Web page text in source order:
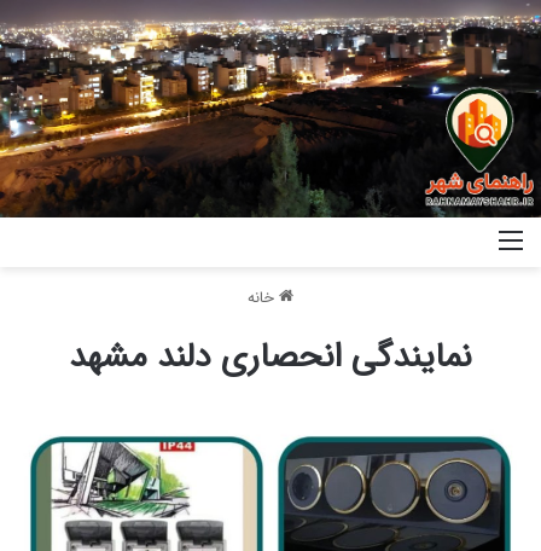
خانه
نمایندگی انحصاری دلند مشهد